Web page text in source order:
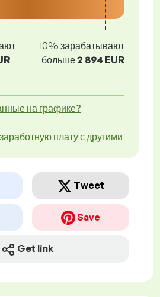
10% зарабатывают
больше2 894 EUR
на графике?
плату с другими
Tweet
Save
Get link